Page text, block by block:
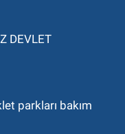
DEVLET
parkları bakım